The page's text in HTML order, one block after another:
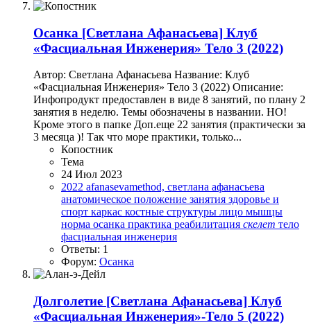
Осанка [Светлана Афанасьева] Клуб
«Фасциальная Инженерия» Тело 3 (2022)
Автор: Светлана Афанасьева Название: Клуб
«Фасциальная Инженерия» Тело 3 (2022) Описание:
Инфопродукт предоставлен в виде 8 занятий, по плану 2
занятия в неделю. Темы обозначены в названии. НО!
Кроме этого в папке Доп.еще 22 занятия (практически за
3 месяца )! Так что море практики, только...
Копостник
Тема
24 Июл 2023
2022 afanasevamethod, светлана афанасьева
анатомическое положение занятия здоровье и
спорт каркас костные структуры лицо мышцы
норма осанка практика реабилитация скелет тело
фасциальная инженерия
Ответы: 1
Форум: Осанка
Долголетие [Светлана Афанасьева] Клуб
«Фасциальная Инженерия»-Тело 5 (2022)